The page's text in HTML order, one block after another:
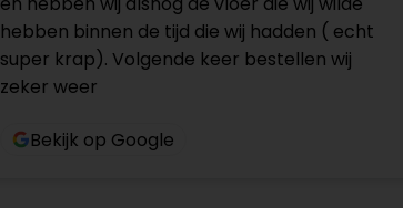
hebben binnen de tijd die wij hadden ( echt
super krap). Volgende keer bestellen wij
zeker weer
Bekijk op Google